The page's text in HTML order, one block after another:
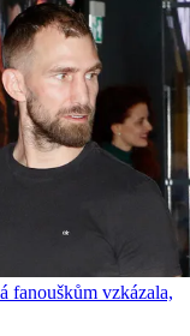
fanouškům vzkázala,